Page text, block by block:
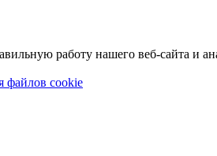
работу нашего веб-сайта и
файлов cookie